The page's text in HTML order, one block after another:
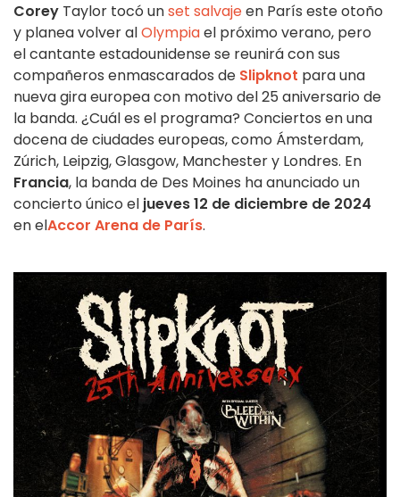
Corey Taylor tocó unset salvajeen París este otoño
y planea volver alOlympiael próximo verano, pero
el cantante estadounidense se reunirá con sus
compañeros enmascarados de Slipknot para una
nueva gira europea con motivo del 25 aniversario de
la banda. ¿Cuál es el programa? Conciertos en una
docena de ciudades europeas, como Ámsterdam,
Zúrich, Leipzig, Glasgow, Manchester y Londres. En
Francia, la banda de Des Moines ha anunciado un
concierto único el jueves 12 de diciembre de 2024
en elAccor Arena de París.